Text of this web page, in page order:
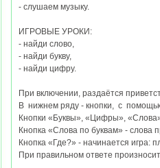
- слушаем музыку.
ИГРОВЫЕ УРОКИ:
- найди слово,
- найди букву,
- найди цифру.
При включении, раздаётся
В нижнем ряду - кнопки, с
Кнопки «Буквы», «Цифры»,
Кнопка «Слова по буквам» - слова
Кнопка «Где?» - начинается игра:
При правильном ответе